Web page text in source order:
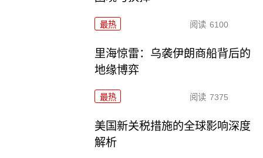
最热 阅读 6100
里海惊雷：乌袭伊朗商船背后的
地缘博弈
最热 阅读 7375
美国新关税措施的全球影响深度
解析